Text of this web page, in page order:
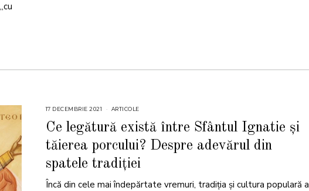
17 DECEMBRIE 2021
E
E
M
R
2
ARTICOLE
Ce legătură există între Sfântul Ignatie și
tăierea porcului? Despre adevărul din
spatele tradiției
Încă din cele mai îndepărtate vremuri, tradiția și cultura populară a